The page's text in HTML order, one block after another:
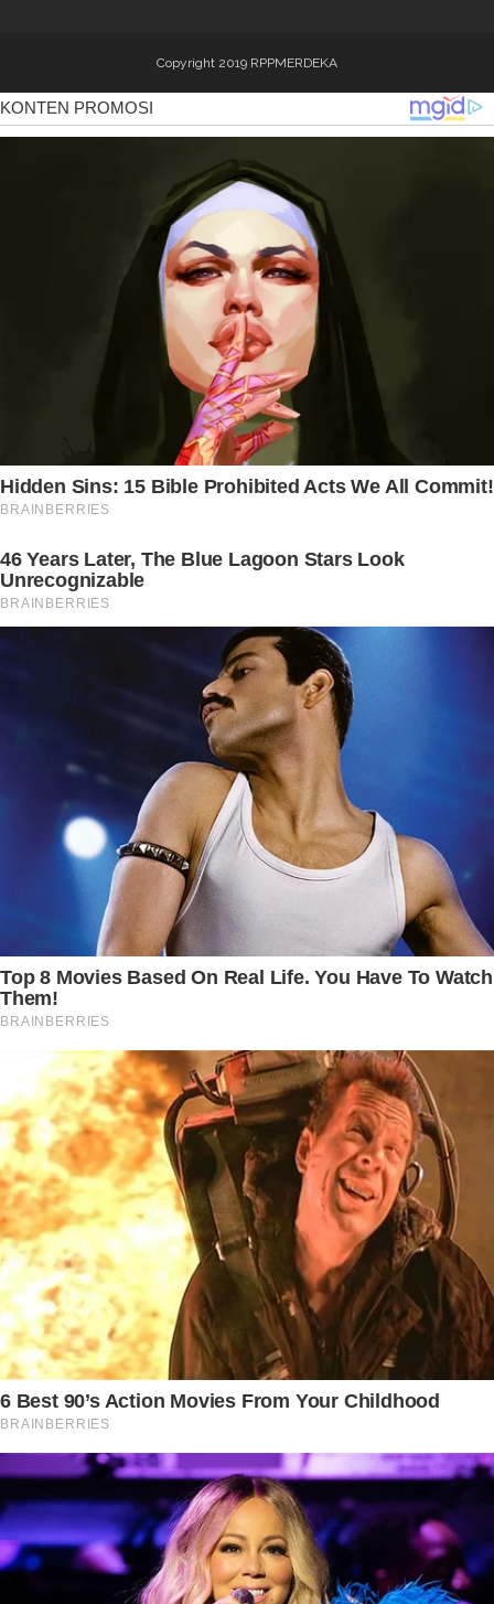
Copyright 2019 RPPMERDEKA